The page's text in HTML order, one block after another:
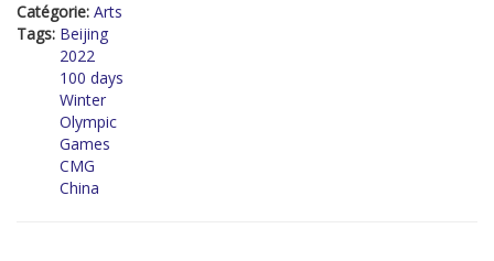
Catégorie: Arts
Tags: Beijing
2022
100 days
Winter
Olympic
Games
CMG
China